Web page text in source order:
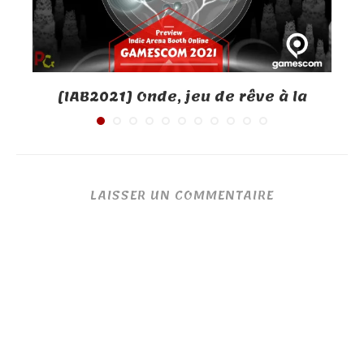
[IAB2021] Onde, jeu de rêve à la
LAISSER UN COMMENTAIRE